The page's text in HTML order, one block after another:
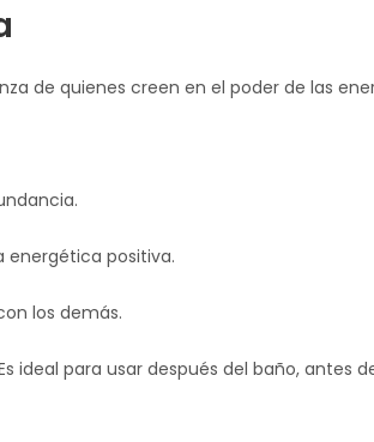
de quienes creen en el poder de las
energética positiva.
los demás.
ideal para usar después del baño, antes